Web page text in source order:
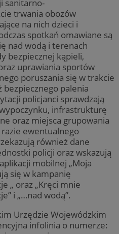
sanitarno-
trwania obozów
na nich dzieci i
spotkań omawiane są
nad wodą i terenach
bezpiecznej kąpieli,
uprawiania sportów
poruszania się w trakcie
bezpiecznego palenia
policjanci sprawdzają
infrastrukturę
oraz miejsca grupowania
ewentualnego
również dane
policji oraz wskazują
mobilnej „Moja
się w kampanię
„ oraz „Kręci mnie
i „…nad wodą”.
Urzędzie Wojewódzkim
infolinia o numerze: